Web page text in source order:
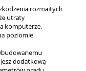
rozmaitych
utraty
komputerze,
poziomie
dodatkową